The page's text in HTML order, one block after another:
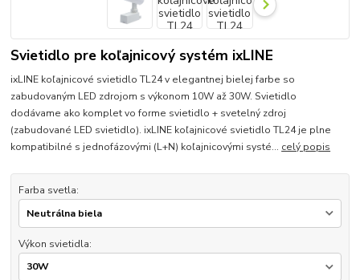
Svietidlo pre koľajnicový systém ixLINE
ixLINE koľajnicové svietidlo TL24 v elegantnej bielej farbe so
zabudovaným LED zdrojom s výkonom 10W až 30W. Svietidlo
dodávame ako komplet vo forme svietidlo + svetelný zdroj
(zabudované LED svietidlo). ixLINE koľajnicové svietidlo TL24 je plne
kompatibilné s jednofázovými (L+N) koľajnicovými systé... celý popis
Farba svetla:
Výkon svietidla: